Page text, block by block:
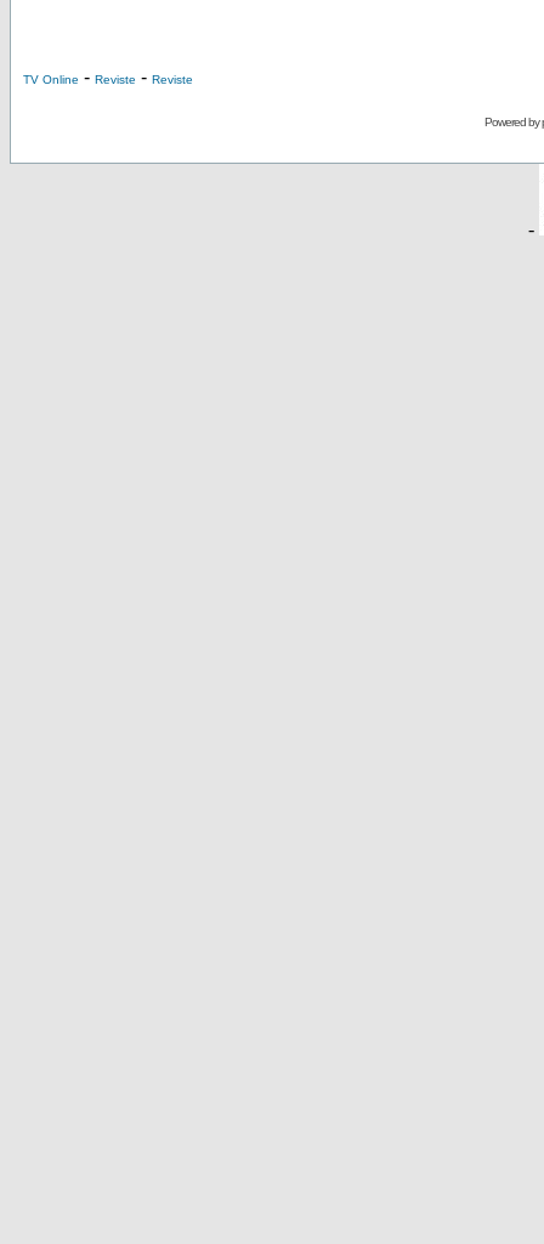
TV Online - Reviste - Reviste
Powered by
-